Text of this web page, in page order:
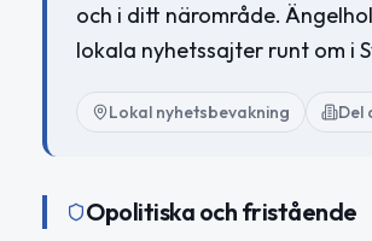
och i ditt närområde.
lokala nyhetssajter runt om i
Lokal nyhetsbevakning Del
Opolitiska och fristående